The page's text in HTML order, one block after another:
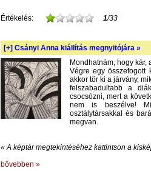
Értékelés: 1/33
[+] Csányi Anna kiállítás megnyitójára »
Mondhatnám, hogy kár,
Végre egy összefogott
akkor tör ki a járvány,
felszabadultabb a
csocsózni, mert a
nem is beszélve!
osztálytársakkal és
megvan.
« A képtár megtekintéséhez kattintson a
bővebben »